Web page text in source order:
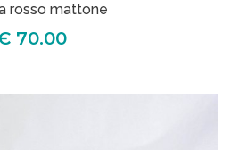
rosso mattone
70.00